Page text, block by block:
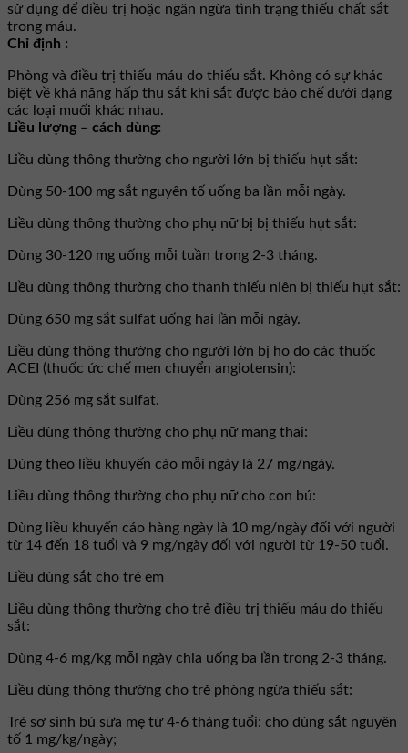
sử dụng để điều trị hoặc ngăn ngừa tình trạng thiếu chất sắt
trong máu.
Chỉ định :
Phòng và điều trị thiếu máu do thiếu sắt. Không có sự khác
biệt về khả năng hấp thu sắt khi sắt được bào chế dưới dạng
các loại muối khác nhau.
Liều lượng – cách dùng:
Liều dùng thông thường cho người lớn bị thiếu hụt sắt:
Dùng 50-100 mg sắt nguyên tố uống ba lần mỗi ngày.
Liều dùng thông thường cho phụ nữ bị bị thiếu hụt sắt:
Dùng 30-120 mg uống mỗi tuần trong 2-3 tháng.
Liều dùng thông thường cho thanh thiếu niên bị thiếu hụt sắt:
Dùng 650 mg sắt sulfat uống hai lần mỗi ngày.
Liều dùng thông thường cho người lớn bị ho do các thuốc
ACEI (thuốc ức chế men chuyển angiotensin):
Dùng 256 mg sắt sulfat.
Liều dùng thông thường cho phụ nữ mang thai:
Dùng theo liều khuyến cáo mỗi ngày là 27 mg/ngày.
Liều dùng thông thường cho phụ nữ cho con bú:
Dùng liều khuyến cáo hàng ngày là 10 mg/ngày đối với người
từ 14 đến 18 tuổi và 9 mg/ngày đối với người từ 19-50 tuổi.
Liều dùng sắt cho trẻ em
Liều dùng thông thường cho trẻ điều trị thiếu máu do thiếu
sắt:
Dùng 4-6 mg/kg mỗi ngày chia uống ba lần trong 2-3 tháng.
Liều dùng thông thường cho trẻ phòng ngừa thiếu sắt:
Trẻ sơ sinh bú sữa mẹ từ 4-6 tháng tuổi: cho dùng sắt nguyên
tố 1 mg/kg/ngày;